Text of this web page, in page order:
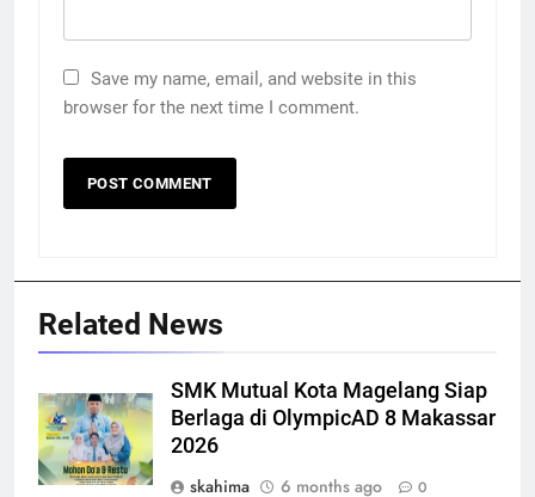
Save my name, email, and website in this
browser for the next time I comment.
Related News
SMK Mutual Kota Magelang Siap
Berlaga di OlympicAD 8 Makassar
2026
skahima
6 months ago 0